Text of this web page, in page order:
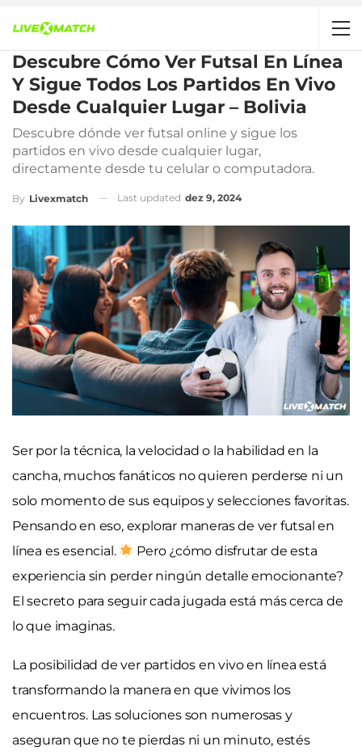
Descubre Cómo Ver Futsal En Línea
Y Sigue Todos Los Partidos En Vivo
Desde Cualquier Lugar – Bolivia
Descubre dónde ver futsal online y sigue los
partidos en vivo desde cualquier lugar,
directamente desde tu celular o computadora.
By Livexmatch Last updated dez 9, 2024
Ser por la técnica, la velocidad o la habilidad en la
cancha, muchos fanáticos no quieren perderse ni un
solo momento de sus equipos y selecciones favoritas.
Pensando en eso, explorar maneras de ver futsal en
línea es esencial.
Pero ¿cómo disfrutar de esta
experiencia sin perder ningún detalle emocionante?
El secreto para seguir cada jugada está más cerca de
lo que imaginas.
La posibilidad de ver partidos en vivo en línea está
transformando la manera en que vivimos los
encuentros. Las soluciones son numerosas y
aseguran que no te pierdas ni un minuto, estés